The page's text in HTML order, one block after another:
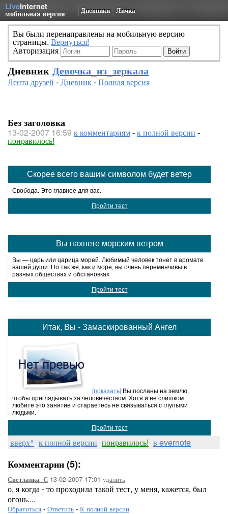
LiveInternet
мобильная версия Дневники Личка
Вы были перенаправлены на мобильную версию
страницы. Вернуться!
Авторизация
Дневник Девочка_из_зеркала
Лента друзей -Дневник-Полная версия
Без заголовка
13-02-2007 16:59 к комментариям-к полной версии -
понравилось!
Скорее всего вашим символом будет ветер
Свобода. Это главное для вас.
Пройти тест
Вы пахнете морским ветром
Вы — царь или царица морей. Любимый человек тонет в аромате
вашей души. Но так же, как и море, вы очень переменчивы в
разных обществах и обстановках
Пройти тест
Итак, Вы - Замаскированный Ангел
[показать] Вы посланы на землю,
чтобы приглядывать за человечеством. Хотя и не слишком
любите это занятие и стараетесь не связываться с глупыми
людьми.
Пройти тест
вверх^ к полной версии понравилось! в evernote
Комментарии (5):
Светланка_С 13-02-2007-17:01 удалить
о, я когда - то проходила такой тест, у меня, кажется, был
огонь....
Обратиться - Ответить - К полной версии